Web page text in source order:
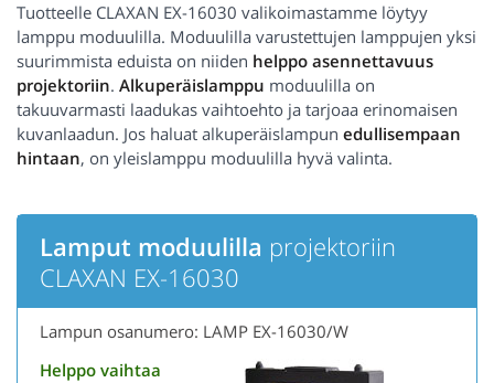
Tuotteelle CLAXAN EX-16030 valikoimastamme löytyy
lamppu moduulilla. Moduulilla varustettujen lamppujen yksi
suurimmista eduista on niiden helppo asennettavuus
projektoriin. Alkuperäislamppu moduulilla on
takuuvarmasti laadukas vaihtoehto ja tarjoaa erinomaisen
kuvanlaadun. Jos haluat alkuperäislampun edullisempaan
hintaan, on yleislamppu moduulilla hyvä valinta.
Lamput moduulilla projektoriin
CLAXAN EX-16030
Lampun osanumero: LAMP EX-16030/W
Helppo vaihtaa